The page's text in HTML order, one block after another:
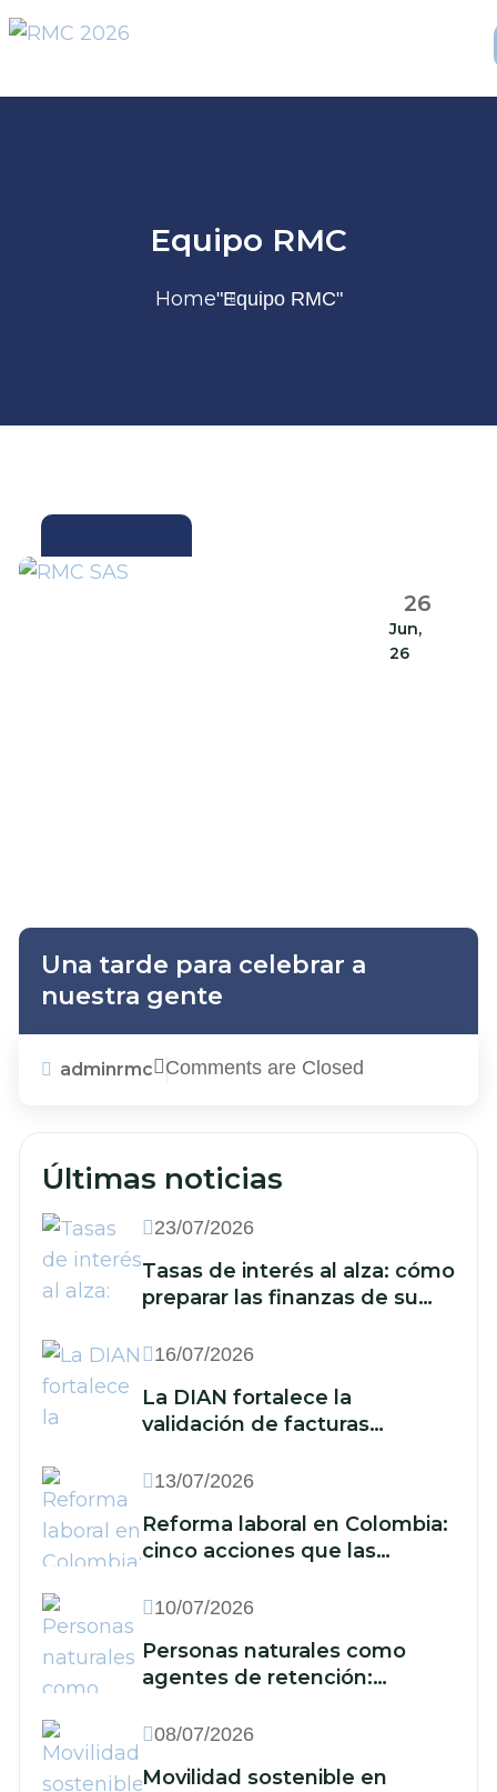
Equipo RMC
Home"Equipo RMC"
26
Jun,
26
Una tarde para celebrar a
nuestra gente
adminrmc Comments are Closed
Últimas noticias
23/07/2026
Tasas de interés al alza: cómo
preparar las finanzas de su
escenario económico
16/07/2026
La DIAN fortalece la
validación de facturas
para las empresas?
13/07/2026
Reforma laboral en Colombia:
cinco acciones que las
implementar frente a la
nuevos recargos
10/07/2026
Personas naturales como
agentes de retención:
deben hacer
08/07/2026
Movilidad sostenible en